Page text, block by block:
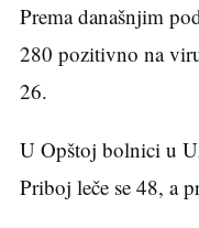
Prema današnjim
280 pozitivno na
26.
U Opštoj bolnici u
Priboj leče se 48, a